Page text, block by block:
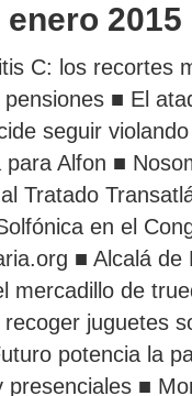
enero 2015
C: los recortes
■ El
seguir
Alfon ■
Tratado
en el
■ Alcalá
mercadillo de
juguetes
potencia la
■